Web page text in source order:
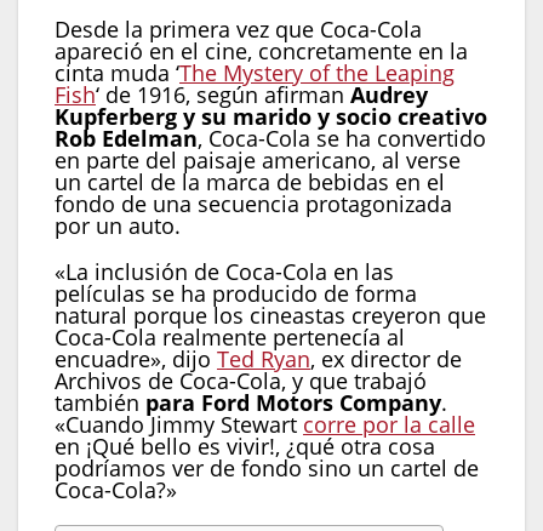
Desde la primera vez que Coca-Cola
apareció en el cine, concretamente en la
cinta muda ‘The Mystery of the Leaping
Fish‘ de 1916, según afirman Audrey
Kupferberg y su marido y socio creativo
Rob Edelman, Coca-Cola se ha convertido
en parte del paisaje americano, al verse
un cartel de la marca de bebidas en el
fondo de una secuencia protagonizada
por un auto.
«La inclusión de Coca-Cola en las
películas se ha producido de forma
natural porque los cineastas creyeron que
Coca-Cola realmente pertenecía al
encuadre», dijo Ted Ryan, ex director de
Archivos de Coca-Cola, y que trabajó
también para Ford Motors Company.
«Cuando Jimmy Stewart corre por la calle
en ¡Qué bello es vivir!, ¿qué otra cosa
podríamos ver de fondo sino un cartel de
Coca-Cola?»